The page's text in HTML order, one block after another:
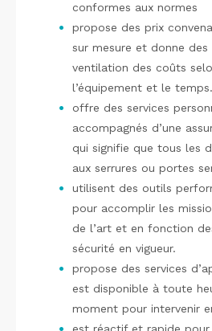
conformes aux normes
propose des prix
sur mesure et donne
ventilation des coûts
l’équipement et le temps.
offre des services
accompagnés d’une
qui signifie que tous les
aux serrures ou portes
utilisent des outils
pour accomplir les
de l’art et en fonction
sécurité en vigueur.
propose des services
est disponible à toute
moment pour intervenir